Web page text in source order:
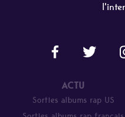
ACTU
Sorties albums rap US